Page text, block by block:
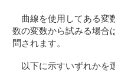
曲線を使用してある変
数の変数から試みる場合
問されます。
以下に示すいずれかを